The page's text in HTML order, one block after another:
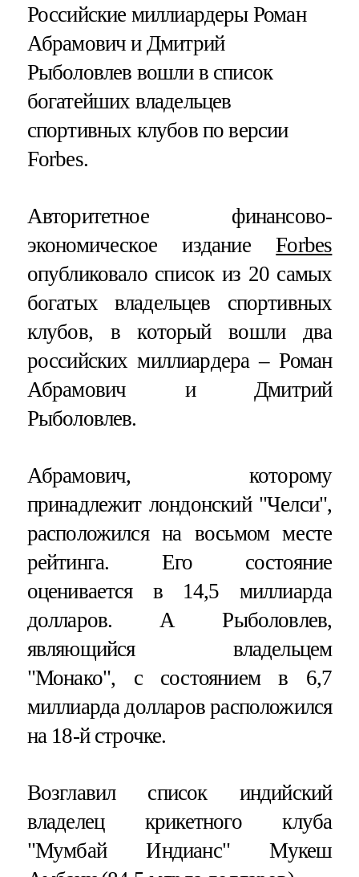
Российские миллиардеры Роман
Абрамович и Дмитрий
Рыболовлев вошли в список
богатейших владельцев
спортивных клубов по версии
Forbes.
Авторитетное финансово-
экономическое изданиеForbes
опубликовало список из 20 самых
богатых владельцев спортивных
клубов, в который вошли два
российских миллиардера – Роман
Абрамович и Дмитрий
Рыболовлев.
Абрамович, которому
принадлежит лондонский "Челси",
расположился на восьмом месте
рейтинга. Его состояние
оценивается в 14,5 миллиарда
долларов. А Рыболовлев,
являющийся владельцем
"Монако", с состоянием в 6,7
миллиарда долларов расположился
на 18-й строчке.
Возглавил список индийский
владелец крикетного клуба
"Мумбай Индианс" Мукеш